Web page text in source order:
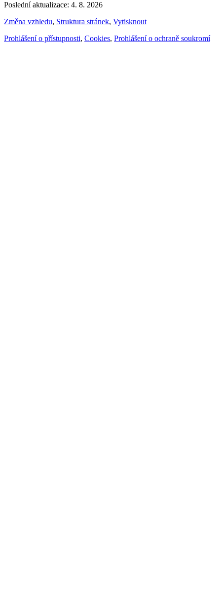
Poslední aktualizace: 4. 8. 2026
Změna vzhledu, Struktura stránek, Vytisknout
Prohlášení o přístupnosti, Cookies, Prohlášení o ochraně soukromí